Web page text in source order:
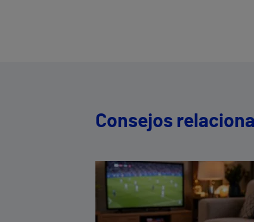
Consejos